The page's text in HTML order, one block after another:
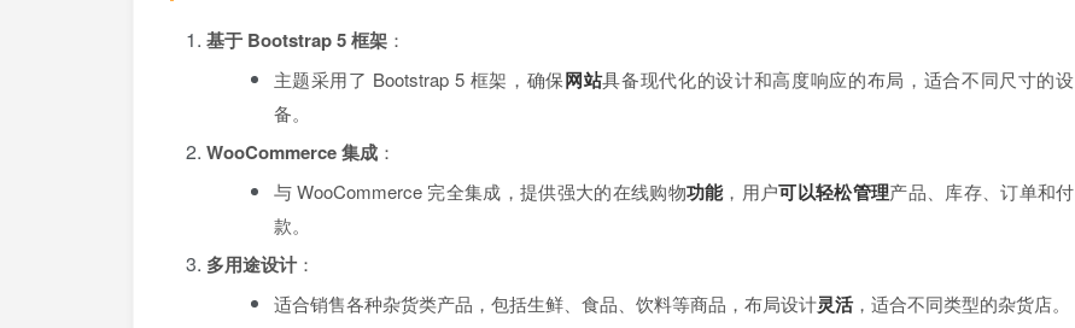
基于 Bootstrap 5 框架：
主题采用了 Bootstrap 5 框架，确保网站具备现代化的设计和高度响应的布局，适合不同尺寸的设
备。
WooCommerce 集成：
与 WooCommerce 完全集成，提供强大的在线购物功能，用户可以轻松管理产品、库存、订单和付
款。
多用途设计：
适合销售各种杂货类产品，包括生鲜、食品、饮料等商品，布局设计灵活，适合不同类型的杂货店。